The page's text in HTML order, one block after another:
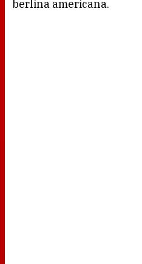
berlina americana.